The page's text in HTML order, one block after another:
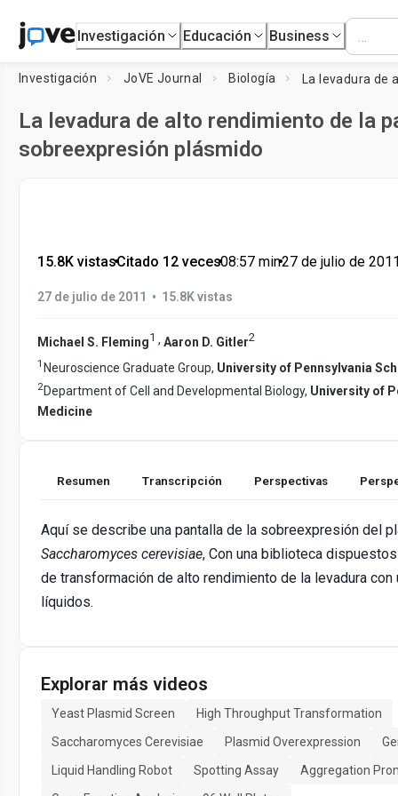
Investigación Educación Business
Investigación JoVE Journal Biología
La levadura de alto rendimiento de la
sobreexpresión plásmido
15.8K vistas•Citado 12 veces•08:57 min•27 de julio de
27 de julio de 2011 • 15.8K vistas
Michael S. Fleming1 , Aaron D. Gitler2
1 Neuroscience Graduate Group, University of Pennsylvania
2Department of Cell and Developmental Biology, University of
Medicine
Resumen Transcripción Perspectivas
Aquí se describe una pantalla de la sobreexpresión del
Saccharomyces cerevisiae, Con una biblioteca
de transformación de alto rendimiento de la levadura con
líquidos.
Explorar más videos
Yeast Plasmid Screen
High Throughput Transformation
Saccharomyces Cerevisiae
Plasmid Overexpression
Liquid Handling Robot
Spotting Assay
Aggregation